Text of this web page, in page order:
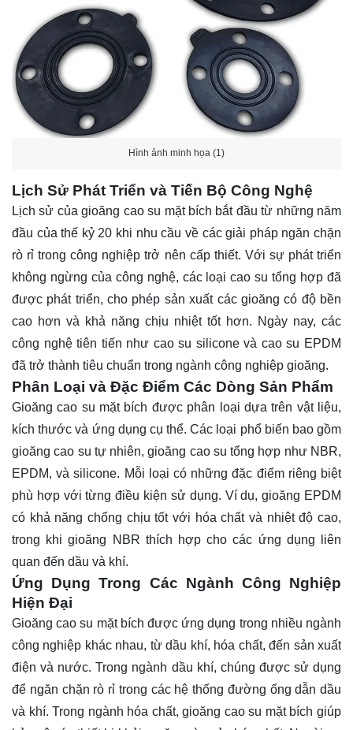
Hình ảnh minh họa (1)
Lịch Sử Phát Triển và Tiến Bộ Công Nghệ
Lịch sử của gioăng cao su mặt bích bắt đầu từ những năm
đầu của thế kỷ 20 khi nhu cầu về các giải pháp ngăn chặn
rò rỉ trong công nghiệp trở nên cấp thiết. Với sự phát triển
không ngừng của công nghệ, các loại cao su tổng hợp đã
được phát triển, cho phép sản xuất các gioăng có độ bền
cao hơn và khả năng chịu nhiệt tốt hơn. Ngày nay, các
công nghệ tiên tiến như cao su silicone và cao su EPDM
đã trở thành tiêu chuẩn trong ngành công nghiệp gioăng.
Phân Loại và Đặc Điểm Các Dòng Sản Phẩm
Gioăng cao su mặt bích được phân loại dựa trên vật liệu,
kích thước và ứng dụng cụ thể. Các loại phổ biến bao gồm
gioăng cao su tự nhiên, gioăng cao su tổng hợp như NBR,
EPDM, và silicone. Mỗi loại có những đặc điểm riêng biệt
phù hợp với từng điều kiện sử dụng. Ví dụ, gioăng EPDM
có khả năng chống chịu tốt với hóa chất và nhiệt độ cao,
trong khi gioăng NBR thích hợp cho các ứng dụng liên
quan đến dầu và khí.
Ứng Dụng Trong Các Ngành Công Nghiệp
Hiện Đại
Gioăng cao su mặt bích được ứng dụng trong nhiều ngành
công nghiệp khác nhau, từ dầu khí, hóa chất, đến sản xuất
điện và nước. Trong ngành dầu khí, chúng được sử dụng
để ngăn chặn rò rỉ trong các hệ thống đường ống dẫn dầu
và khí. Trong ngành hóa chất, gioăng cao su mặt bích giúp